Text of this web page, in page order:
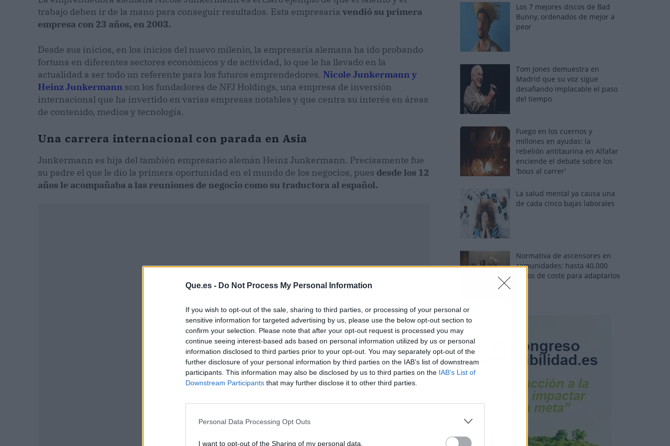
Que.es - Do Not Process My Personal Information
If you wish to opt-out of the sale, sharing to third parties, or processing of your personal or
sensitive information for targeted advertising by us, please use the below opt-out section to
confirm your selection. Please note that after your opt-out request is processed you may
continue seeing interest-based ads based on personal information utilized by us or personal
information disclosed to third parties prior to your opt-out. You may separately opt-out of the
further disclosure of your personal information by third parties on the IAB’s list of downstream
participants. This information may also be disclosed by us to third parties on the IAB’s List of
Downstream Participants that may further disclose it to other third parties.
Personal Data Processing Opt Outs
I want to opt-out of the Sharing of my personal data.
trabajo deben ir de la mano para conseguir resultados. Esta empresaria vendió su primera
empresa con 23 años, en 2003.
Desde sus inicios, en los inicios del nuevo milenio, la empresaria alemana ha ido probando
fortuna en diferentes sectores económicos y de actividad, lo que le ha llevado en la
actualidad a ser todo un referente para los futuros emprendedores. Nicole Junkermann y
Heinz Junkermann son los fundadores de NFJ Holdings, una empresa de inversión
internacional que ha invertido en varias empresas notables y que centra su interés en áreas
de contenido, medios y tecnología.
Una carrera internacional con parada en Asia
Junkermann es hija del también empresario alemán Heinz Junkermann. Precisamente fue
su padre el que le dio la primera oportunidad en el mundo de los negocios, pues desde los 12
años le acompañaba a las reuniones de negocio como su traductora al español.
Publicidad
Los 7 mejores discos de Bad
Bunny, ordenados de mejor a
peor
Tom Jones demuestra en
Madrid que su voz sigue
desafiando implacable el paso
del tiempo
Fuego en los cuernos y
millones en ayudas: la
rebelión antitaurina en Alfafar
enciende el debate sobre los
'bous al carrer'
La salud mental ya causa una
de cada cinco bajas laborales
Normativa de ascensores en
comunidades: hasta 40.000
euros de coste para adaptarlos